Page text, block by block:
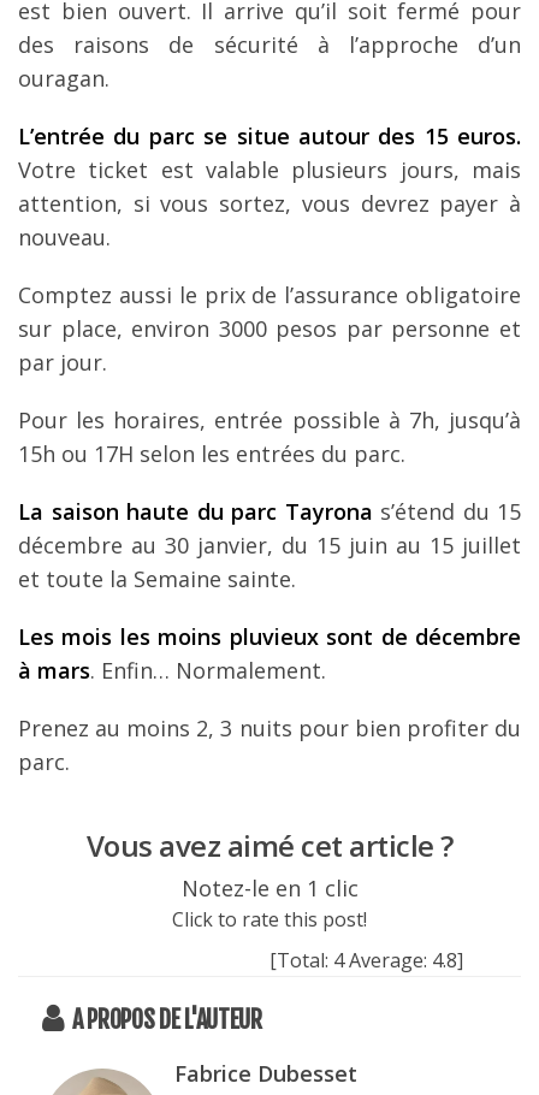
est bien ouvert. Il arrive qu’il soit fermé pour
des raisons de sécurité à l’approche d’un
ouragan.
L’entrée du parc se situe autour des 15 euros.
Votre ticket est valable plusieurs jours, mais
attention, si vous sortez, vous devrez payer à
nouveau.
Comptez aussi le prix de l’assurance obligatoire
sur place, environ 3000 pesos par personne et
par jour.
Pour les horaires, entrée possible à 7h, jusqu’à
15h ou 17H selon les entrées du parc.
La saison haute du parc Tayrona s’étend du 15
décembre au 30 janvier, du 15 juin au 15 juillet
et toute la Semaine sainte.
Les mois les moins pluvieux sont de décembre
à mars. Enfin… Normalement.
Prenez au moins 2, 3 nuits pour bien profiter du
parc.
Vous avez aimé cet article ?
Notez-le en 1 clic
Click to rate this post!
[Total: 4Average: 4.8]
A PROPOS DE L'AUTEUR
Fabrice Dubesset